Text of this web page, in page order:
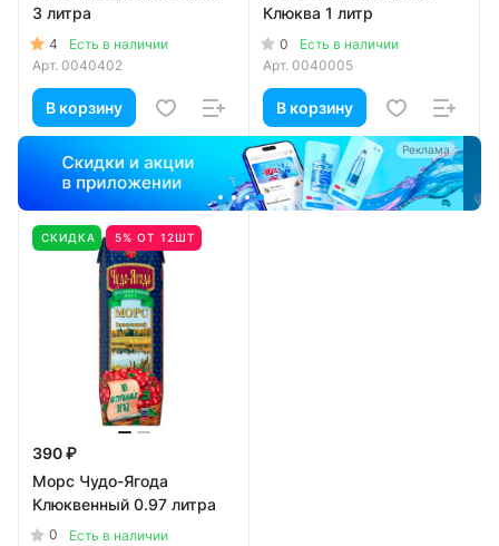
3 литра
4
Есть в наличии
Арт. 0040402
В корзину
Реклама
Клюква 1 литр
0
Есть в наличии
Арт. 0040005
В корзину
СКИДКА 5% ОТ 12ШТ
390 ₽
Морс Чудо-Ягода
Клюквенный 0.97 литра
0
Есть в наличии